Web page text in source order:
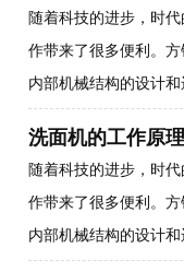
随着科技的进步，时
作带来了很多便利。
内部机械结构的设计
洗面机的工作原
随着科技的进步，时
作带来了很多便利。
内部机械结构的设计和